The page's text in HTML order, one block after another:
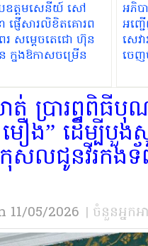
ឧត្តមសេនីយ៍ សៅ
ផ្ញើសារលិខិតគោរព
រ សម្ដេចតេជោ ហ៊ុន
ក្នុងឱកាសចម្រើន
អភិប
អញ្ជ
សេវ
ចេ
ាត់ ប្រារព្ធពិធី
មឿង” ដើម្បីបួ
សលជូនវីរកងទ័
11/05/2026 | ចំនួនអ្នក